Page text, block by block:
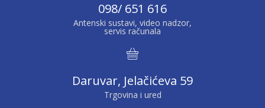
098/ 651 616
Antenski sustavi, video nadzor,
servis računala
Daruvar, Jelačićeva 59
Trgovina i ured